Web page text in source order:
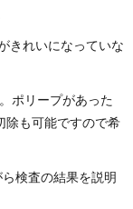
きれいになっていな
ポリープがあった
除も可能ですので希
検査の結果を説明